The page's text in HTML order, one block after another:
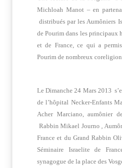
Michloah Manot – en
distribués par les Aumôniers
de Pourim dans les principaux
et de France, ce qui a
Pourim de nombreux
Le Dimanche 24 Mars 2013
de l’hôpital Necker-Enfants
Acher Marciano, aumônier
Rabbin Mikael Journo ,
France et du Grand Rabbin
Séminaire Israelite de
synagogue de la place des